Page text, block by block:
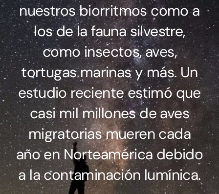
nuestros biorritmos como a
los de la fauna silvestre,
como insectos, aves,
tortugas marinas y más. Un
estudio reciente estimó que
casi mil millones de aves
migratorias mueren cada
año en Norteamérica debido
a la contaminación lumínica.